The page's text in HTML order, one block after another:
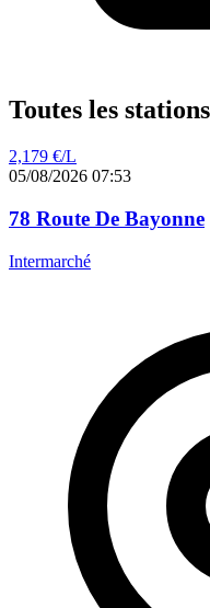
Toutes les stations
2,179 €/L
05/08/2026 07:53
78 Route De Bayonne
Intermarché